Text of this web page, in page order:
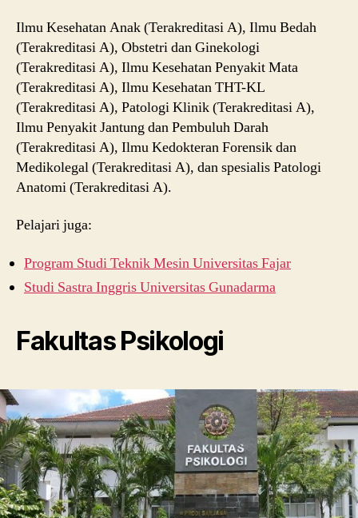
Ilmu Kesehatan Anak (Terakreditasi A), Ilmu Bedah
(Terakreditasi A), Obstetri dan Ginekologi
(Terakreditasi A), Ilmu Kesehatan Penyakit Mata
(Terakreditasi A), Ilmu Kesehatan THT-KL
(Terakreditasi A), Patologi Klinik (Terakreditasi A),
Ilmu Penyakit Jantung dan Pembuluh Darah
(Terakreditasi A), Ilmu Kedokteran Forensik dan
Medikolegal (Terakreditasi A), dan spesialis Patologi
Anatomi (Terakreditasi A).
Pelajari juga:
Program Studi Teknik Mesin Universitas Fajar
Studi Sastra Inggris Universitas Gunadarma
Fakultas Psikologi